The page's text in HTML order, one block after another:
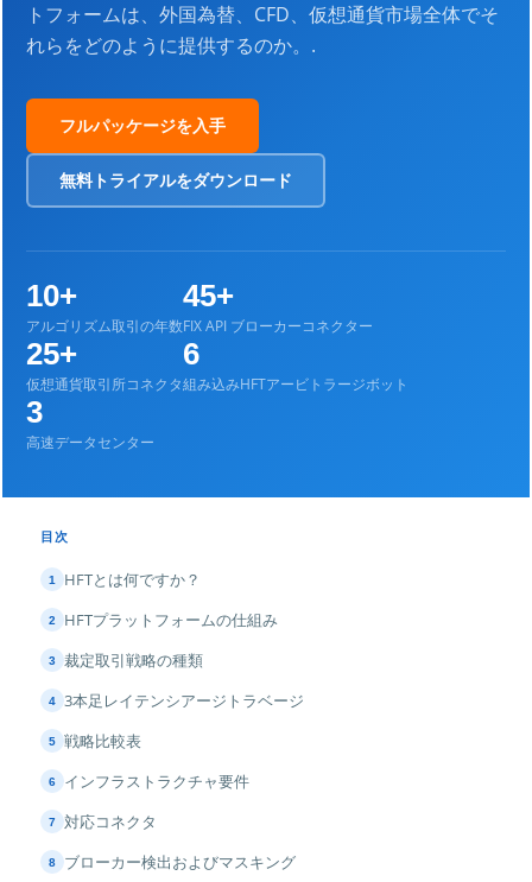
トフォームは、外国為替、CFD、仮想通貨市場全体でそ
れらをどのように提供するのか。.
フルパッケージを入手
無料トライアルをダウンロード
10+
アルゴリズム取引の年数
45+
FIX API ブローカーコネクター
25+
仮想通貨取引所コネクタ
6
組み込みHFTアービトラージボット
3
高速データセンター
目次
1 HFTとは何ですか？
2 HFTプラットフォームの仕組み
3 裁定取引戦略の種類
4 3本足レイテンシアージトラベージ
5 戦略比較表
6 インフラストラクチャ要件
7 対応コネクタ
8 ブローカー検出およびマスキング